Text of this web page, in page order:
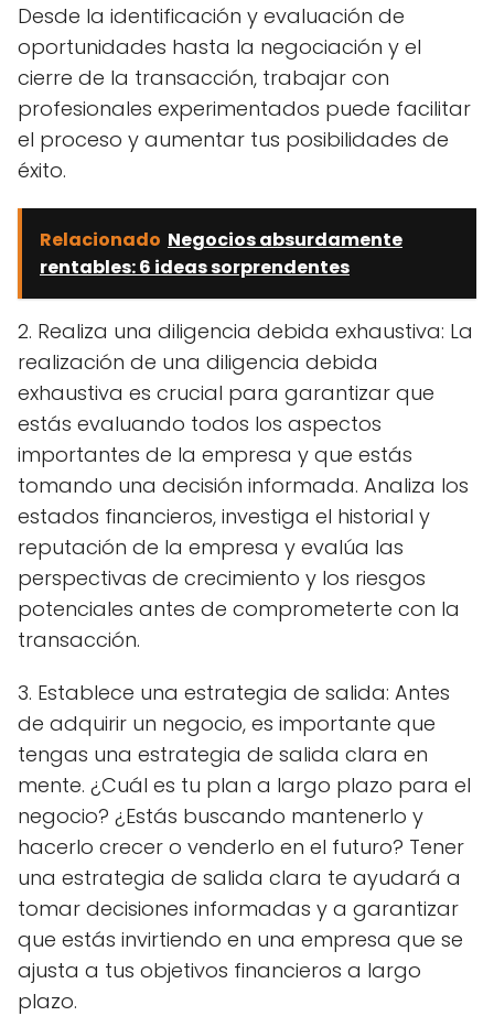
Desde la identificación y evaluación de
oportunidades hasta la negociación y el
cierre de la transacción, trabajar con
profesionales experimentados puede facilitar
el proceso y aumentar tus posibilidades de
éxito.
Relacionado Negocios absurdamente
rentables: 6 ideas sorprendentes
2. Realiza una diligencia debida exhaustiva: La
realización de una diligencia debida
exhaustiva es crucial para garantizar que
estás evaluando todos los aspectos
importantes de la empresa y que estás
tomando una decisión informada. Analiza los
estados financieros, investiga el historial y
reputación de la empresa y evalúa las
perspectivas de crecimiento y los riesgos
potenciales antes de comprometerte con la
transacción.
3. Establece una estrategia de salida: Antes
de adquirir un negocio, es importante que
tengas una estrategia de salida clara en
mente. ¿Cuál es tu plan a largo plazo para el
negocio? ¿Estás buscando mantenerlo y
hacerlo crecer o venderlo en el futuro? Tener
una estrategia de salida clara te ayudará a
tomar decisiones informadas y a garantizar
que estás invirtiendo en una empresa que se
ajusta a tus objetivos financieros a largo
plazo.